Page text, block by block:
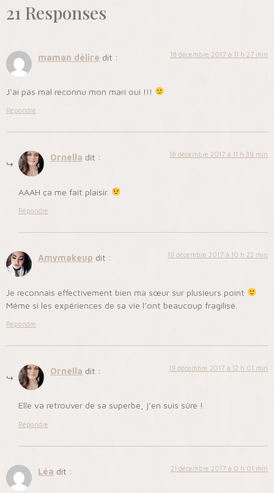
21 Responses
maman délire dit : 18 décembre 2017 à 11 h 27 min
J’ai pas mal reconnu mon mari oui !!!
Répondre
Ornella dit : 18 décembre 2017 à 11 h 39 min
AAAH ça me fait plaisir.
Répondre
Amymakeup dit : 19 décembre 2017 à 10 h 22 min
Je reconnais effectivement bien ma sœur sur plusieurs point
Même si les expériences de sa vie l’ont beaucoup fragilisé.
Répondre
Ornella dit : 19 décembre 2017 à 12 h 01 min
Elle va retrouver de sa superbe, j’en suis sûre !
Répondre
Léa dit : 21 décembre 2017 à 0 h 01 min